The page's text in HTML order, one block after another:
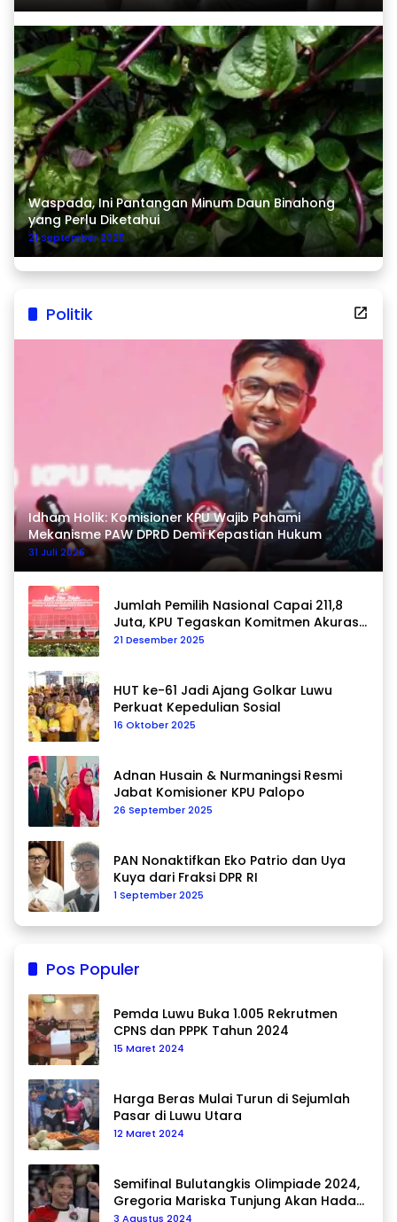
Waspada, Ini Pantangan Minum Daun Binahong
yang Perlu Diketahui
21 September 2025
Politik
Idham Holik: Komisioner KPU Wajib Pahami
Mekanisme PAW DPRD Demi Kepastian Hukum
31 Juli 2026
Jumlah Pemilih Nasional Capai 211,8
Juta, KPU Tegaskan Komitmen Akurasi
Data Berkelanjutan
21 Desember 2025
HUT ke-61 Jadi Ajang Golkar Luwu
Perkuat Kepedulian Sosial
16 Oktober 2025
Adnan Husain & Nurmaningsi Resmi
Jabat Komisioner KPU Palopo
26 September 2025
PAN Nonaktifkan Eko Patrio dan Uya
Kuya dari Fraksi DPR RI
1 September 2025
Pos Populer
Pemda Luwu Buka 1.005 Rekrutmen
CPNS dan PPPK Tahun 2024
15 Maret 2024
Harga Beras Mulai Turun di Sejumlah
Pasar di Luwu Utara
12 Maret 2024
Semifinal Bulutangkis Olimpiade 2024,
Gregoria Mariska Tunjung Akan Hadapi
Pemain Asal Korea Selatan
3 Agustus 2024